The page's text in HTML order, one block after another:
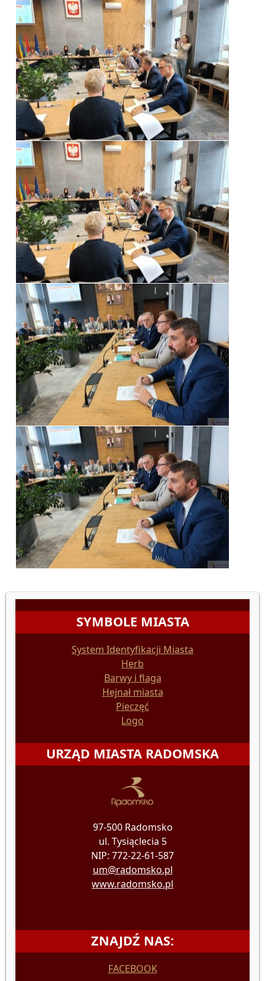
SYMBOLE MIASTA
System Identyfikacji Miasta
Herb
Barwy i flaga
Hejnał miasta
Pieczęć
Logo
URZĄD MIASTA RADOMSKA
97-500 Radomsko
ul. Tysiąclecia 5
NIP: 772-22-61-587
um@radomsko.pl
www.radomsko.pl
ZNAJDŹ NAS:
FACEBOOK